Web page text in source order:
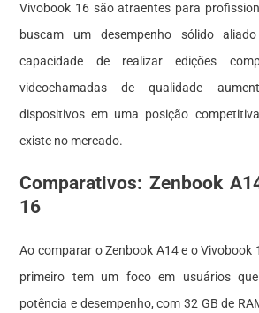
Vivobook 16 são atraentes para
buscam um desempenho sólido
capacidade de realizar edições
videochamadas de qualidade
dispositivos em uma posição
existe no mercado.
Comparativos: Zenbook
16
Ao comparar o Zenbook A14 e o Vivobook
primeiro tem um foco em usuários
potência e desempenho, com 32 GB de